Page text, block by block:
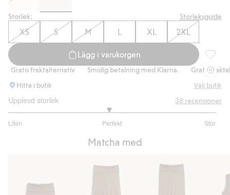
Storlek: Storleksguide
XS S M L XL 2XL
Lägg i varukorgen
Topp
fraktalternativ Smidig betalning med Klarna.
Gratis
Hitta i butik
Välj butik
Upplevd storlek
Liten Perfekt Stor
utav
38 recensioner
Matcha med